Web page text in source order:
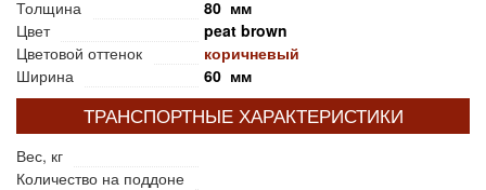
Толщина
80 мм
Цвет
peat brown
Цветовой оттенок
коричневый
Ширина
60 мм
ТРАНСПОРТНЫЕ ХАРАКТЕРИСТИКИ
Вес, кг
Количество на поддоне